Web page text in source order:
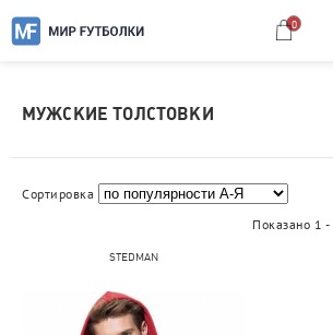
0
МУЖСКИЕ ТОЛСТОВКИ
Сортировка
Показано 1
STEDMAN